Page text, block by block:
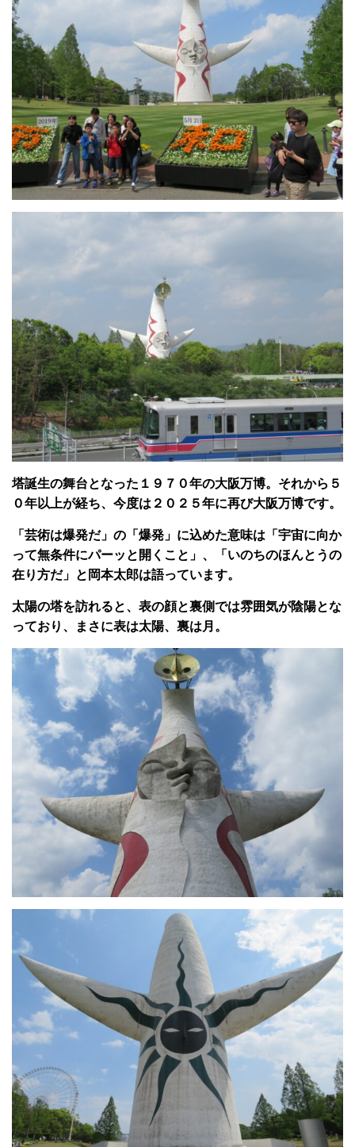
塔誕生の舞台となった１９７０年の大阪万博。それから５
０年以上が経ち、今度は２０２５年に再び大阪万博です。
「芸術は爆発だ」の「爆発」に込めた意味は「宇宙に向か
って無条件にパーッと開くこと」、「いのちのほんとうの
在り方だ」と岡本太郎は語っています。
太陽の塔を訪れると、表の顔と裏側では雰囲気が陰陽とな
っており、まさに表は太陽、裏は月。